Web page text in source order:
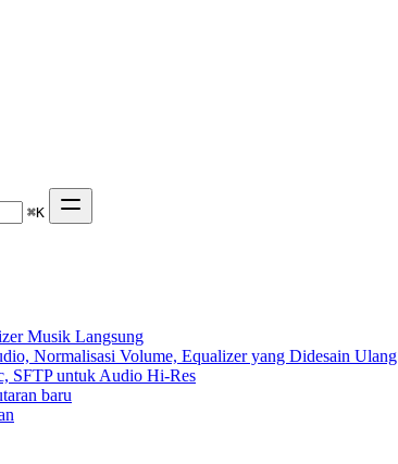
⌘K
Musik Langsung
Normalisasi Volume, Equalizer yang Didesain Ulang
SFTP untuk Audio Hi-Res
baru